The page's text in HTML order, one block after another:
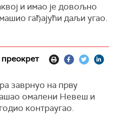
и имао је довољно
гађајући даљи угао.
заврнуо на прву
омалени Невеш и
контраугао.